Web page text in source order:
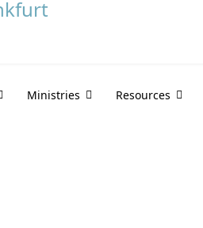
Ministries Resources